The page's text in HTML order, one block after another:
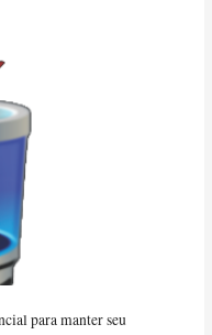
para manter seu